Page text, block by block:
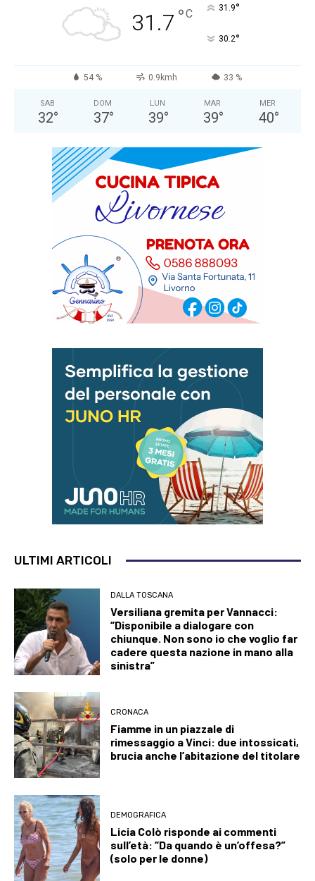
31.7 °C 31.9°
30.2°
54 % 0.9kmh 33 %
SAB
32°
DOM
37°
LUN
39°
MAR
39°
MER
40°
ULTIMI ARTICOLI
DALLA TOSCANA
Versiliana gremita per Vannacci:
“Disponibile a dialogare con
chiunque. Non sono io che voglio far
cadere questa nazione in mano alla
sinistra”
CRONACA
Fiamme in un piazzale di
rimessaggio a Vinci: due intossicati,
brucia anche l’abitazione del titolare
DEMOGRAFICA
Licia Colò risponde ai commenti
sull’età: “Da quando è un’offesa?”
(solo per le donne)